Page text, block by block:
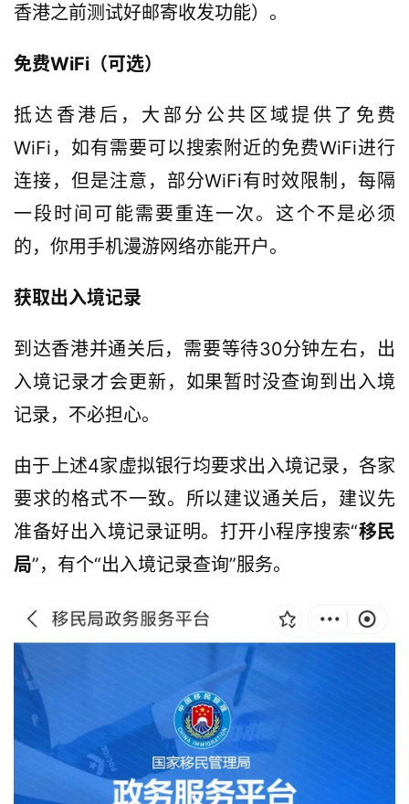
香港之前测试好邮寄收发功能）。
免费WiFi（可选）
抵达香港后，大部分公共区域提供了免费
WiFi，如有需要可以搜索附近的免费WiFi进行
连接，但是注意，部分WiFi有时效限制，每隔
一段时间可能需要重连一次。这个不是必须
的，你用手机漫游网络亦能开户。
获取出入境记录
到达香港并通关后，需要等待30分钟左右，出
入境记录才会更新，如果暂时没查询到出入境
记录，不必担心。
由于上述4家虚拟银行均要求出入境记录，各家
要求的格式不一致。所以建议通关后，建议先
准备好出入境记录证明。打开小程序搜索“移民
局”，有个“出入境记录查询”服务。